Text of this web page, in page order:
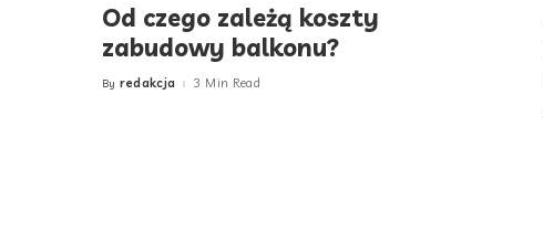
Od czego zależą koszty
zabudowy balkonu?
Posted
By redakcja 3 Min Read